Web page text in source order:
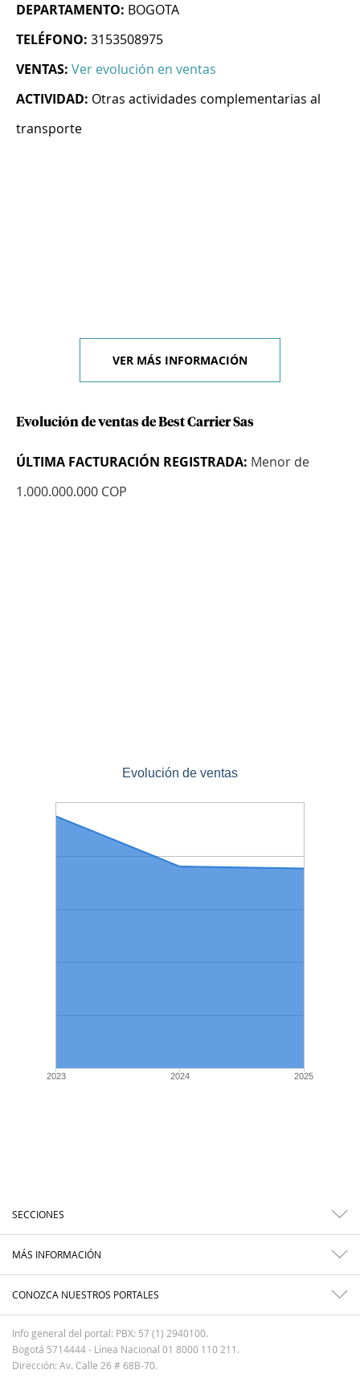
DEPARTAMENTO: BOGOTA
TELÉFONO: 3153508975
VENTAS: Ver evolución en ventas
ACTIVIDAD: Otras actividades complementarias al
transporte
VER MÁS INFORMACIÓN
Evolución de ventas de Best Carrier Sas
ÚLTIMA FACTURACIÓN REGISTRADA: Menor de
1.000.000.000 COP
Evolución de ventas
2023 2024 2025
SECCIONES
MÁS INFORMACIÓN
CONOZCA NUESTROS PORTALES
Info general del portal: PBX: 57 (1) 2940100.
Bogotá 5714444 - Línea Nacional 01 8000 110 211.
Dirección: Av. Calle 26 # 68B-70.